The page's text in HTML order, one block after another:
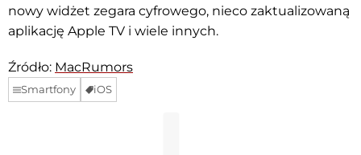
nowy widżet zegara cyfrowego, nieco zaktualizowaną
aplikację Apple TV i wiele innych.
Źródło: MacRumors
Smartfony iOS